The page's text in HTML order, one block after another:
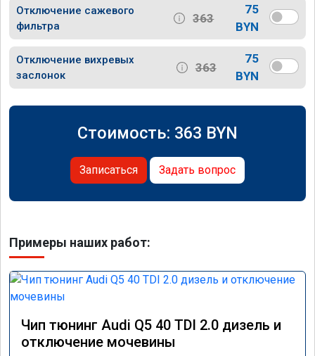
Отключение сажевого
фильтра
363
75
BYN
Отключение вихревых
заслонок
363
75
BYN
Стоимость: 363 BYN
Записаться Задать вопрос
Примеры наших работ:
Чип тюнинг Audi Q5 40 TDI 2.0 дизель и
отключение мочевины